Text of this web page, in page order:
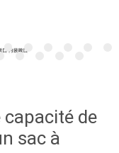
capacité de
sac à